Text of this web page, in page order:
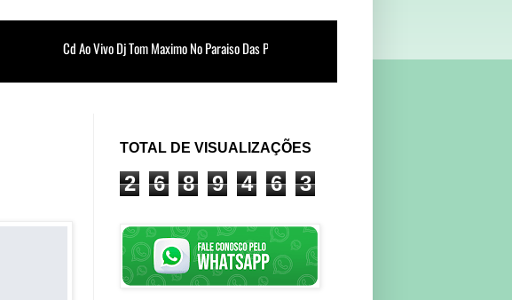
TOTAL DE VISUALIZAÇÕES
2 6 8 9 4 6 3